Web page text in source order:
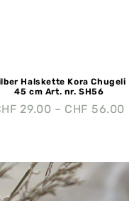
Halskette Kora Chugeli
45 cm Art. nr. SH56
29.00 – CHF 56.00